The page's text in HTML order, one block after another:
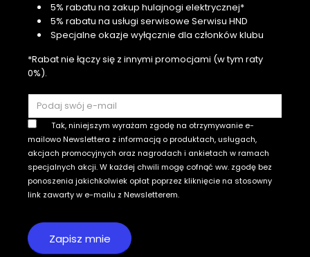
5% rabatu na zakup hulajnogi elektrycznej*
5% rabatu na usługi serwisowe Serwisu HND
Specjalne okazje wyłącznie dla członków klubu
*Rabat nie łączy się z innymi promocjami (w tym raty
0%).
Tak, niniejszym wyrażam zgodę na otrzymywanie e-
mailowo Newslettera z informacją o produktach, usługach,
akcjach promocyjnych oraz nagrodach i ankietach w ramach
specjalnych akcji. W każdej chwili mogę cofnąć ww. zgodę bez
ponoszenia jakichkolwiek opłat poprzez kliknięcie na stosowny
link zawarty w e-mailu z Newsletterem.